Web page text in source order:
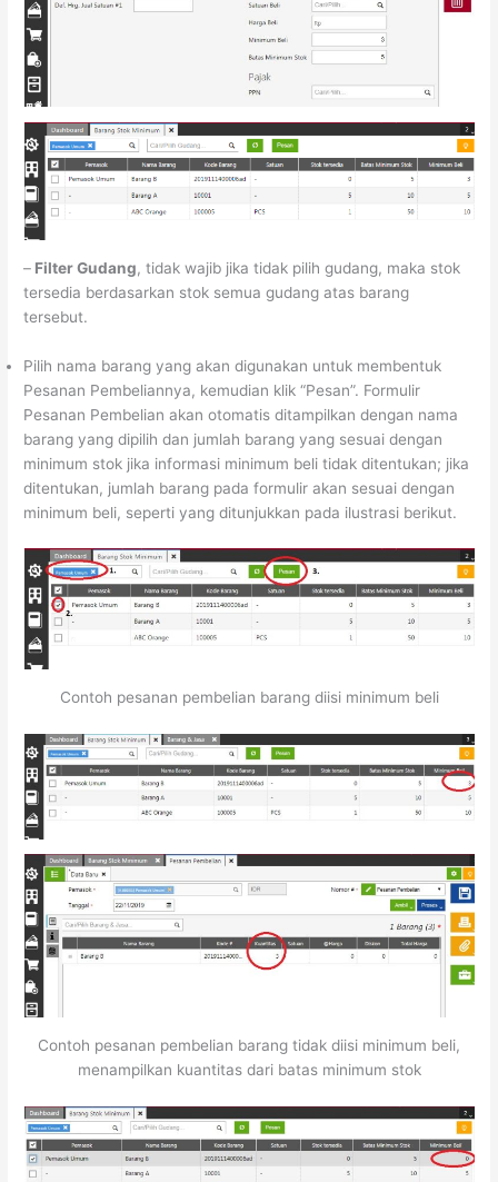
– Filter Gudang, tidak wajib jika tidak pilih gudang, maka stok
tersedia berdasarkan stok semua gudang atas barang
tersebut.
Pilih nama barang yang akan digunakan untuk membentuk
Pesanan Pembeliannya, kemudian klik “Pesan”. Formulir
Pesanan Pembelian akan otomatis ditampilkan dengan nama
barang yang dipilih dan jumlah barang yang sesuai dengan
minimum stok jika informasi minimum beli tidak ditentukan; jika
ditentukan, jumlah barang pada formulir akan sesuai dengan
minimum beli, seperti yang ditunjukkan pada ilustrasi berikut.
Contoh pesanan pembelian barang diisi minimum beli
Contoh pesanan pembelian barang tidak diisi minimum beli,
menampilkan kuantitas dari batas minimum stok